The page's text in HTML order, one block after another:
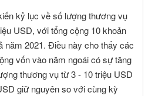
kỷ lục về số lượng thương vụ
USD, với tổng cộng 10 khoản
năm 2021. Điều này cho thấy các
vốn vào năm ngoái có sự tăng
thương vụ từ 3 - 10 triệu USD
giữ nguyên so với cùng kỳ